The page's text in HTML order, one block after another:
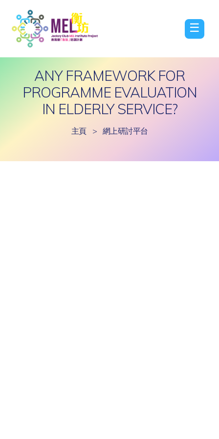
☰
ANY FRAMEWORK FOR
PROGRAMME EVALUATION
IN ELDERLY SERVICE?
主頁 > 網上研討平台